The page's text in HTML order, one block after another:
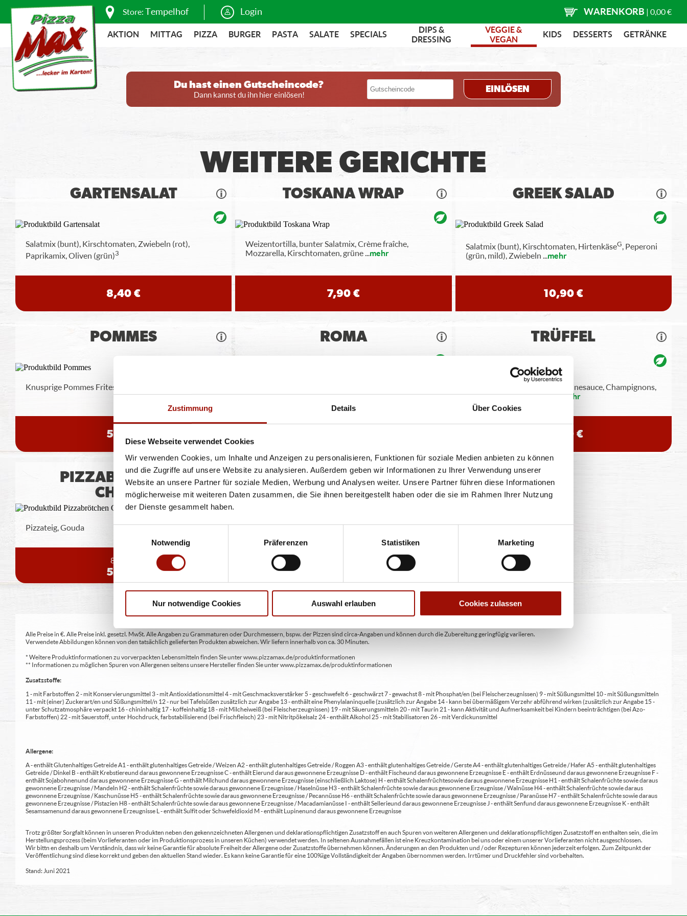
Zustimmung Details Über Cookies
Diese Webseite verwendet Cookies
Wir verwenden Cookies, um Inhalte und Anzeigen zu personalisieren, Funktionen für soziale Medien anbieten zu können
und die Zugriffe auf unsere Website zu analysieren. Außerdem geben wir Informationen zu Ihrer Verwendung unserer
Website an unsere Partner für soziale Medien, Werbung und Analysen weiter. Unsere Partner führen diese Informationen
möglicherweise mit weiteren Daten zusammen, die Sie ihnen bereitgestellt haben oder die sie im Rahmen Ihrer Nutzung
der Dienste gesammelt haben.
Notwendig
Präferenzen Statistiken Marketing
Nur notwendige Cookies Auswahl erlauben Cookies zulassen
Store: Tempelhof Login WARENKORB | 0,00 €
AKTION MITTAG PIZZA BURGER PASTA SALATE SPECIALS
DIPS &
DRESSING
VEGGIE &
VEGAN
KIDS DESSERTS GETRÄNKE
Du hast einen Gutscheincode?
Dann kannst du ihn hier einlösen!
EINLÖSEN
WEITERE GERICHTE
GARTENSALAT
Salatmix (bunt), Kirschtomaten, Zwiebeln (rot),
Paprikamix, Oliven (grün)3
8,40 €
TOSKANA WRAP
Weizentortilla, bunter Salatmix, Crème fraîche,
Mozzarella, Kirschtomaten, grüne...mehr
7,90 €
GREEK SALAD
Salatmix (bunt), Kirschtomaten, HirtenkäseG, Peperoni
(grün, mild), Zwiebeln ...mehr
10,90 €
POMMES
Knusprige Pommes Frites inclusive Dip nach Wahl
5,49 €
ROMA
Rucola, Kirschtomaten, Gran...mehr
TRÜFFEL
Spaghetti oder Penne, Käsesahnesauce, Champignons,
Gran Moravia (Hartkäse),...mehr
12,40 €
PIZZABRÖTCHEN
CHEESY
Pizzateig, Gouda
8 Stück
5,99 €
PIZZABRÖTCHEN
CHEESY VEGGIE
Pizzateig, Spinat, Hirtenkäse, Gouda
Alle Preise in €. Alle Preise inkl. gesetzl. MwSt. Alle Angaben zu Grammaturen oder Durchmessern, bspw. der Pizzen sind circa-Angaben und können durch die Zubereitung geringfügig variieren.
Verwendete Abbildungen können von den tatsächlich gelieferten Produkten abweichen. Wir liefern innerhalb von ca. 30 Minuten.
* Weitere Produktinformationen zu vorverpackten Lebensmitteln finden Sie unter www.pizzamax.de/produktinformationen
** Informationen zu möglichen Spuren von Allergenen seitens unsere Hersteller finden Sie unter www.pizzamax.de/produktinformationen
Zusatzstoffe:
1 - mit Farbstoffen 2 - mit Konservierungsmittel 3 - mit Antioxidationsmittel 4 - mit Geschmacksverstärker 5 - geschwefelt 6 - geschwärzt 7 - gewachst 8 - mit Phosphat/en (bei Fleischerzeugnissen) 9 - mit Süßungsmittel 10 - mit Süßungsmitteln
11 - mit (einer) Zuckerart/en und Süßungsmittel/n 12 - nur bei Tafelsüßen zusätzlich zur Angabe 13 - enthält eine Phenylalaninquelle (zusätzlich zur Angabe 14 - kann bei übermäßigem Verzehr abführend wirken (zusätzlich zur Angabe 15 -
unter Schutzatmosphäre verpackt 16 - chininhaltig 17 - koffeinhaltig 18 - mit Milcheiweiß (bei Fleischerzeugnissen) 19 - mit Säuerungsmitteln 20 - mit Taurin 21 - kann Aktivität und Aufmerksamkeit bei Kindern beeinträchtigen (bei Azo-
Farbstoffen) 22 - mit Sauerstoff, unter Hochdruck, farbstabilisierend (bei Frischfleisch) 23 - mit Nitritpökelsalz 24 - enthält Alkohol 25 - mit Stabilisatoren 26 - mit Verdickunsmittel
Allergene:
A - enthält Glutenhaltiges Getreide A1 - enthält glutenhaltiges Getreide / Weizen A2 - enthält glutenhaltiges Getreide / Roggen A3 - enthält glutenhaltiges Getreide / Gerste A4 - enthält glutenhaltiges Getreide / Hafer A5 - enthält glutenhaltiges
Getreide / Dinkel B - enthält Krebstiere und daraus gewonnene Erzeugnisse C - enthält Eier und daraus gewonnene Erzeugnisse D - enthält Fische und daraus gewonnene Erzeugnisse E - enthält Erdnüsse und daraus gewonnene Erzeugnisse F -
enthält Sojabohnen und daraus gewonnene Erzeugnisse G - enthält Milch und daraus gewonnene Erzeugnisse (einschließlich Laktose) H - enthält Schalenfrüchte sowie daraus gewonnene Erzeugnisse H1 - enthält Schalenfrüchte sowie daraus
gewonnene Erzeugnisse / Mandeln H2 - enthält Schalenfrüchte sowie daraus gewonnene Erzeugnisse / Haselnüsse H3 - enthält Schalenfrüchte sowie daraus gewonnene Erzeugnisse / Walnüsse H4 - enthält Schalenfrüchte sowie daraus
gewonnene Erzeugnisse / Kaschunüsse H5 - enthält Schalenfrüchte sowie daraus gewonnene Erzeugnisse / Pecannüsse H6 - enthält Schalenfrüchte sowie daraus gewonnene Erzeugnisse / Paranüsse H7 - enthält Schalenfrüchte sowie daraus
gewonnene Erzeugnisse / Pistazien H8 - enthält Schalenfrüchte sowie daraus gewonnene Erzeugnisse / Macadamianüsse I - enthält Sellerie und daraus gewonnene Erzeugnisse J - enthält Senf und daraus gewonnene Erzeugnisse K - enthält
Sesamsamen und daraus gewonnene Erzeugnisse L - enthält Sulfit oder Schwefeldioxid M - enthält Lupinen und daraus gewonnene Erzeugnisse
Trotz größter Sorgfalt können in unseren Produkten neben den gekennzeichneten Allergenen und deklarationspflichtigen Zusatzstoff en auch Spuren von weiteren Allergenen und deklarationspflichtigen Zusatzstoff en enthalten sein, die im
Herstellungsprozess (beim Vorlieferanten oder im Produktionsprozess in unseren Küchen) verwendet werden. In seltenen Ausnahmefällen ist eine Kreuzkontamination bei uns oder einem unserer Vorlieferanten nicht ausgeschlossen.
Wir bittn en deshalb um Verständnis, dass wir keine Garantie für absolute Freiheit der Allergene oder Zusatzstoffe übernehmen können. Änderungen an den Produkten und / oder Rezepturen können jederzeit erfolgen. Zum Zeitpunkt der
Veröffentlichung sind diese korrekt und geben den aktuellen Stand wieder. Es kann keine Garantie für eine 100%ige Vollständigkeit der Angaben übernommen werden. Irrtümer und Druckfehler sind vorbehalten.
Stand: Juni 2021